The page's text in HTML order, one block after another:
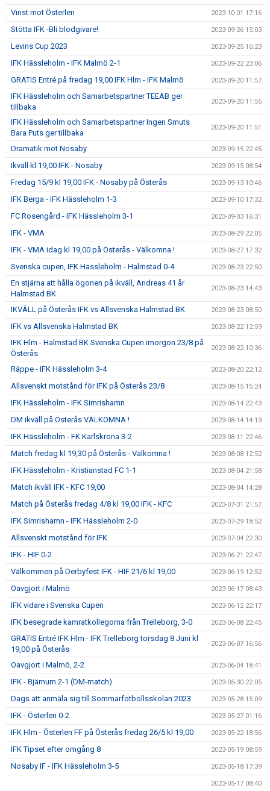
Vinst mot Österlen 2023-10-01 17:16
Stötta IFK -Bli blodgivare! 2023-09-26 15:03
Levins Cup 2023 2023-09-25 16:23
IFK Hässleholm - IFK Malmö 2-1 2023-09-22 23:06
GRATIS Entré på fredag 19,00 IFK Hlm - IFK Malmö 2023-09-20 11:57
IFK Hässleholm och Samarbetspartner TEEAB ger
tillbaka
2023-09-20 11:55
IFK Hässleholm och Samarbetspartner Ingen Smuts
Bara Puts ger tillbaka
2023-09-20 11:51
Dramatik mot Nosaby 2023-09-15 22:45
Ikväll kl 19,00 IFK - Nosaby 2023-09-15 08:54
Fredag 15/9 kl 19,00 IFK - Nosaby på Österås 2023-09-13 10:46
IFK Berga - IFK Hässleholm 1-3 2023-09-10 17:32
FC Rosengård - IFK Hässleholm 3-1 2023-09-03 16:31
IFK - VMA 2023-08-29 22:05
IFK - VMA idag kl 19,00 på Österås - Välkomna ! 2023-08-27 17:32
Svenska cupen, IFK Hässleholm - Halmstad 0-4 2023-08-23 22:50
En stjärna att hålla ögonen på ikväll, Andreas 41 år
Halmstad BK
2023-08-23 14:43
IKVÄLL på Österås IFK vs Allsvenska Halmstad BK 2023-08-23 08:50
IFK vs Allsvenska Halmstad BK 2023-08-22 12:59
IFK Hlm - Halmstad BK Svenska Cupen imorgon 23/8 på
Österås
2023-08-22 10:36
Räppe - IFK Hässleholm 3-4 2023-08-20 22:12
Allsvenskt motstånd för IFK på Österås 23/8 2023-08-15 15:24
IFK Hässleholm - IFK Simrishamn 2023-08-14 22:43
DM ikväll på Österås VÄLKOMNA ! 2023-08-14 14:13
IFK Hässleholm - FK Karlskrona 3-2 2023-08-11 22:46
Match fredag kl 19,30 på Österås - Välkomna ! 2023-08-08 12:52
IFK Hässleholm - Kristianstad FC 1-1 2023-08-04 21:58
Match ikväll IFK - KFC 19,00 2023-08-04 14:28
Match på Österås fredag 4/8 kl 19,00 IFK - KFC 2023-07-31 21:57
IFK Simrishamn - IFK Hässleholm 2-0 2023-07-29 18:52
Allsvenskt motstånd för IFK 2023-07-04 22:30
IFK - HIF 0-2 2023-06-21 22:47
Välkommen på Derbyfest IFK - HIF 21/6 kl 19,00 2023-06-19 12:52
Oavgjort i Malmö 2023-06-17 08:43
IFK vidare i Svenska Cupen 2023-06-12 22:17
IFK besegrade kamratkollegorna från Trelleborg, 3-0 2023-06-08 22:45
GRATIS Entré IFK Hlm - IFK Trelleborg torsdag 8 Juni kl
19,00 på Österås
2023-06-07 16:56
Oavgjort i Malmö, 2-2 2023-06-04 18:41
IFK - Bjärnum 2-1 (DM-match) 2023-05-30 22:05
Dags att anmäla sig till Sommarfotbollsskolan 2023 2023-05-28 15:09
IFK - Österlen 0-2 2023-05-27 01:16
IFK Hlm - Österlen FF på Österås fredag 26/5 kl 19,00 2023-05-22 18:56
IFK Tipset efter omgång 8 2023-05-19 08:59
Nosaby IF - IFK Hässleholm 3-5 2023-05-18 17:39
2023-05-17 08:40